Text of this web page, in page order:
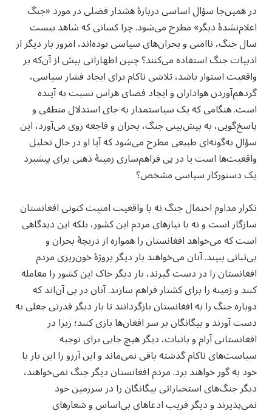
در همین‌جا سؤال اساسی دربارهٔ هشدار فضلی در مورد «جنگ
اعلام‌نشدهٔ دیگر» مطرح می‌شود. چرا کسانی که شاهد بیست
سال جنگ، ناامنی و بحران‌های سیاسی بوده‌اند، امروز بار دیگر از
ادبیات جنگ استفاده می‌کنند؟ چنین اظهاراتی بیش از آن‌که بر
واقعیت استوار باشد، تلاشی ناکام برای ایجاد فشار سیاسی،
گردهم‌آوردن هواداران و ایجاد فضای هراس نسبت به آینده
است. هنگامی که یک سیاستمدار به‌ جای استدلال منطقی و
پاسخ‌گویی، به پیش‌بینی جنگ، بحران و فاجعه روی می‌آورد، این
سؤال به‌گونه‌ای طبیعی مطرح می‌شود که آیا او در حال تحلیل
واقعیت‌ها است یا در پی فراهم‌سازی زمینهٔ ذهنی برای پیشبرد
یک دستورکار سیاسی مشخص؟
تکرار مداوم احتمال جنگ نه با واقعیت امنیت کنونی افغانستان
سازگار است و نه با نیازهای مردم این کشور، بلکه این دیدگاهی
است که می‌خواهد افغانستان را همواره از دریچهٔ بحران و
بی‌ثباتی ببیند. آنان می‌خواهند بار دیگر پروژهٔ خون‌ریزی مردم
افغانستان را در دست گیرند، بار دیگر خاک این کشور را معامله
کنند و زمینه را برای کشتار فراهم سازند. آنان در پی آن‌اند که
دوباره جنگ را به افغانستان بازگردانند تا بار دیگر قدرتی جعلی به
دست آورند و بیگانگان بر سر افغان‌ها بازی کنند؛ زیرا در
افغانستانی آرام و باثبات، دیگر هیچ جایی برای توجیه
سیاست‌های ناکام گذشته باقی نمی‌ماند و این آرزو را این بار با
خود به گور خواهند برد. مردم افغانستان دیگر جنگ نمی‌خواهند،
دیگر جنگ‌های استخباراتی بیگانگان را در سرزمین خود
نمی‌پذیرند و دیگر فریب ادعاهای بی‌اساس و شعارهای